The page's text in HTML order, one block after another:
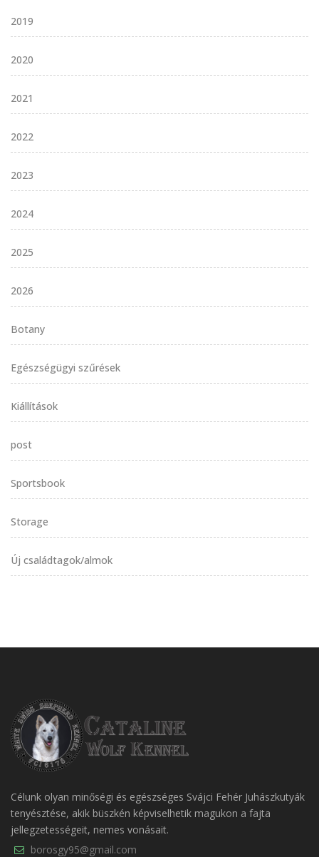
2019
2020
2021
2022
2023
2024
2025
2026
Botany
Egészségügyi szűrések
Kiállítások
post
Sportsbook
Storage
Új családtagok/almok
Célunk olyan minőségi és egészséges Svájci Fehér Juhászkutyák
tenyésztése, akik büszkén képviselhetik magukon a fajta
jellegzetességeit, nemes vonásait.
borosgy95@gmail.com